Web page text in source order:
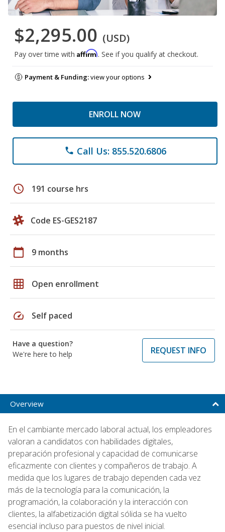
$2,295.00 (USD)
Pay over time with Affirm. See if you qualify at checkout.
Payment & Funding:view your options
ENROLL NOW
phone Call Us: 855.520.6806
schedule 191 course hrs
Code ES-GES2187
calendar_today 9 months
grid_on Open enrollment
speed Self paced
Have a question?
We're here to help
REQUEST INFO
Overview
En el cambiante mercado laboral actual, los empleadores
valoran a candidatos con habilidades digitales,
preparación profesional y capacidad de comunicarse
eficazmente con clientes y compañeros de trabajo. A
medida que los lugares de trabajo dependen cada vez
más de la tecnología para la comunicación, la
programación, la colaboración y la interacción con
clientes, la alfabetización digital sólida se ha vuelto
esencial incluso para puestos de nivel inicial.